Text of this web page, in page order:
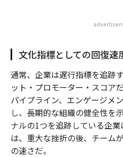
文化指標としての回復速
通常、企業は遅行指標を追跡
ット・プロモーター・スコア
パイプライン、エンゲージメ
し、長期的な組織の健全性を
ナルの1つを追跡している企
は、重大な挫折の後、チーム
の速さだ。